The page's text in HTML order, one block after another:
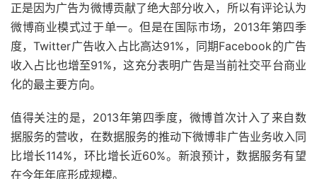
正是因为广告为微博贡献了绝大部分收入，所以有评论认为
微博商业模式过于单一。但是在国际市场，2013年第四季
度，Twitter广告收入占比高达91%，同期Facebook的广告
收入占比也增至91%，这充分表明广告是当前社交平台商业
化的最主要方向。
值得关注的是，2013年第四季度，微博首次计入了来自数
据服务的营收，在数据服务的推动下微博非广告业务收入同
比增长114%，环比增长近60%。新浪预计，数据服务有望
在今年年底形成规模。